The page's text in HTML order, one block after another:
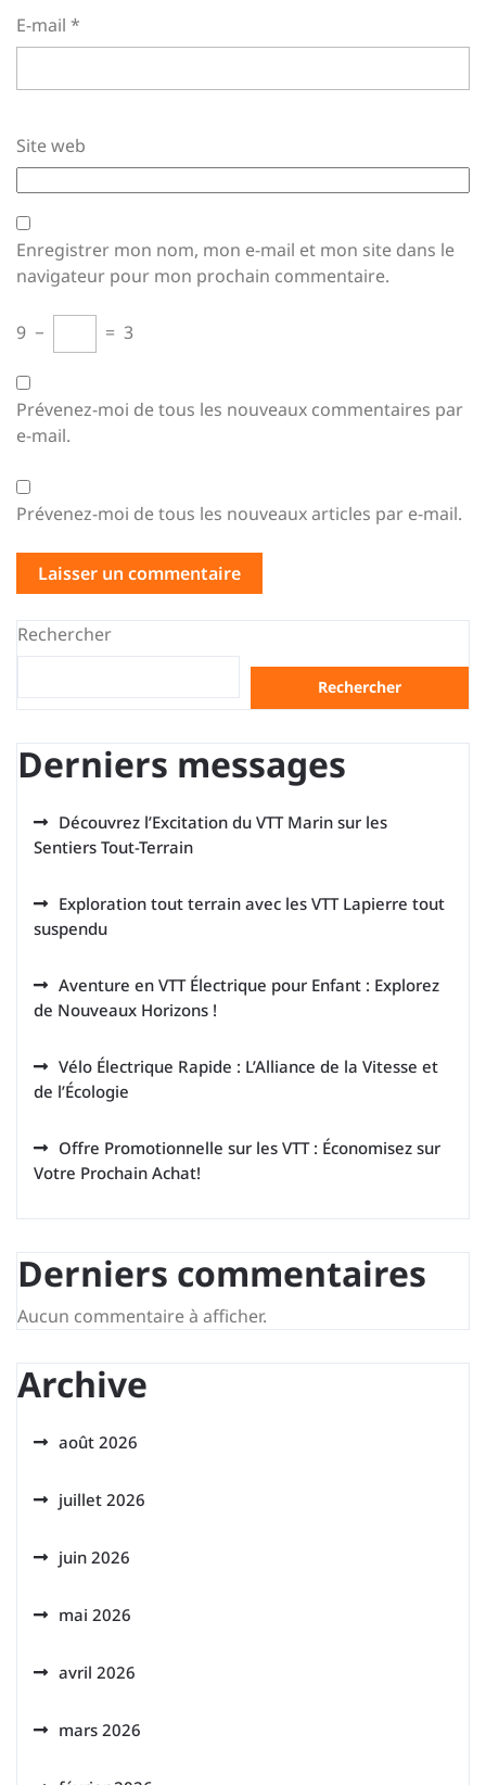
E-mail *
Site web
Enregistrer mon nom, mon e-mail et mon site dans le
navigateur pour mon prochain commentaire.
9 − = 3
Prévenez-moi de tous les nouveaux commentaires par
e-mail.
Prévenez-moi de tous les nouveaux articles par e-mail.
Rechercher
Rechercher
Derniers messages
Découvrez l’Excitation du VTT Marin sur les
Sentiers Tout-Terrain
Exploration tout terrain avec les VTT Lapierre tout
suspendu
Aventure en VTT Électrique pour Enfant : Explorez
de Nouveaux Horizons !
Vélo Électrique Rapide : L’Alliance de la Vitesse et
de l’Écologie
Offre Promotionnelle sur les VTT : Économisez sur
Votre Prochain Achat!
Derniers commentaires
Aucun commentaire à afficher.
Archive
août 2026
juillet 2026
juin 2026
mai 2026
avril 2026
mars 2026